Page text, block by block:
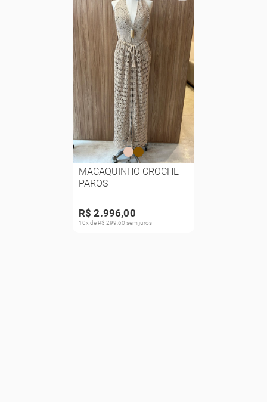
MACAQUINHO CROCHE
PAROS
R$ 2.996,00
10x de R$ 299,60 sem juros